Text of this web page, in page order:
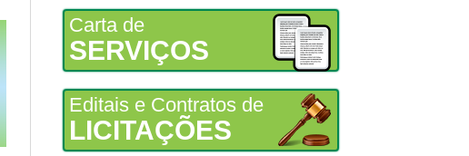
Carta de
SERVIÇOS
Editais e Contratos de
LICITAÇÕES